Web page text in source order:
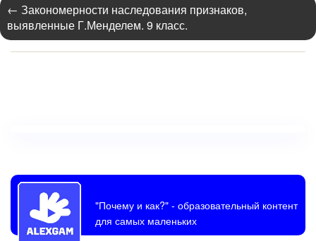
← Закономерности наследования признаков,
выявленные Г.Менделем. 9 класс.
"Почему и как?"- образовательный контент
для самых маленьких